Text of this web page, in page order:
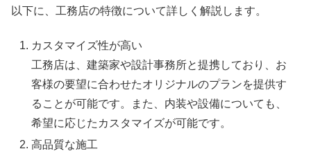
以下に、工務店の特徴について詳しく解説します。
カスタマイズ性が高い
工務店は、建築家や設計事務所と提携しており、お
客様の要望に合わせたオリジナルのプランを提供す
ることが可能です。また、内装や設備についても、
希望に応じたカスタマイズが可能です。
高品質な施工